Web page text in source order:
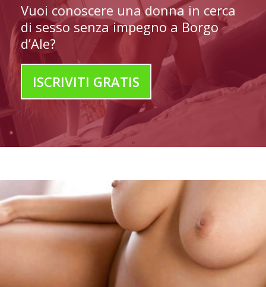
Vuoi conoscere una donna in cerca
di sesso senza impegno a Borgo
d’Ale?
ISCRIVITI GRATIS